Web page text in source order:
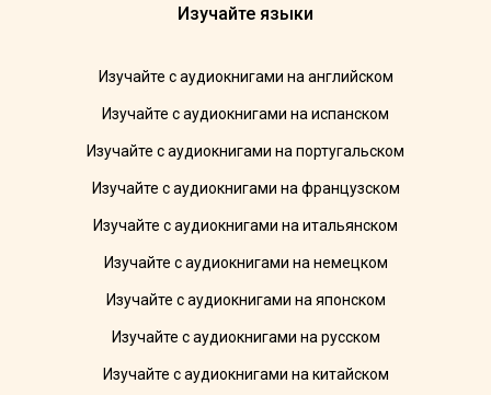
Изучайте языки
Изучайте с аудиокнигами на английском
Изучайте с аудиокнигами на испанском
Изучайте с аудиокнигами на португальском
Изучайте с аудиокнигами на французском
Изучайте с аудиокнигами на итальянском
Изучайте с аудиокнигами на немецком
Изучайте с аудиокнигами на японском
Изучайте с аудиокнигами на русском
Изучайте с аудиокнигами на китайском